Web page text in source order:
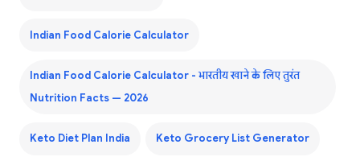
Indian Food Calorie Calculator
Indian Food Calorie Calculator - भारतीय खाने के लिए तुरंत
Nutrition Facts — 2026
Keto Diet Plan India Keto Grocery List Generator